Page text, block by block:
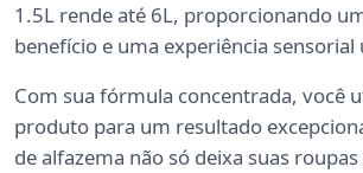
1.5L rende até 6L, proporcionando
benefício e uma experiência sensorial
Com sua fórmula concentrada, você
produto para um resultado
de alfazema não só deixa suas